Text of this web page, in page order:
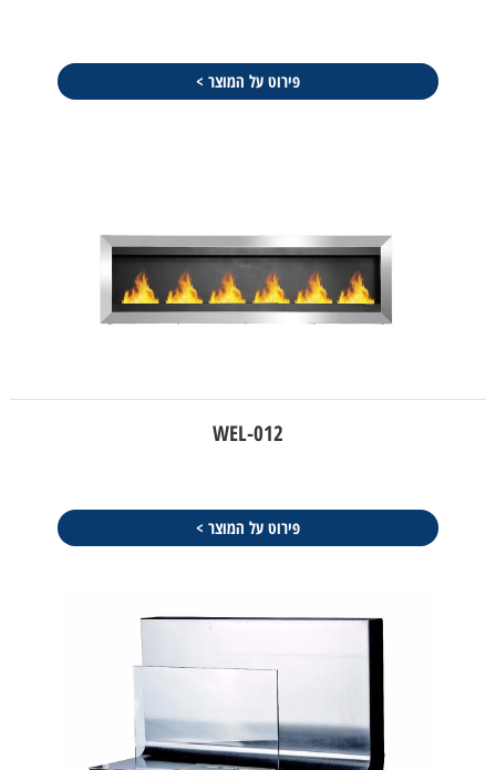
פירוט על המוצר >
WEL-012
פירוט על המוצר >